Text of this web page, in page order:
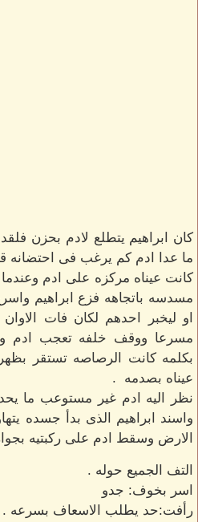
كان ابراهيم يتطلع لادم بحزن
ما عدا ادم كم يرغب فى احتضانه
كانت عيناه مركزه على ادم
مسدسه باتجاهه فزع ابراهيم
او ليخبر احدهم لكان فات
مسرعا ووقف خلفه تعجب ادم
بكلمه كانت الرصاصه تستقر
عيناه بصدمه .
نظر اليه ادم غير مستوعب ما
واسند ابراهيم الذى بدأ جسده
الارض وسقط ادم على ركبتيه
التف الجميع حوله .
اسر بخوف: جدو
رأفت:حد يطلب الاسعاف بسرعه .